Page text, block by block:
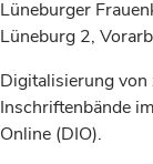
Lüneburger
Lüneburg 2,
Digitalisierung von
Inschriftenbände
Online (DIO).